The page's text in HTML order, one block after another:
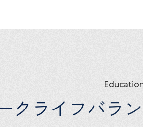
Education
クライフバラ